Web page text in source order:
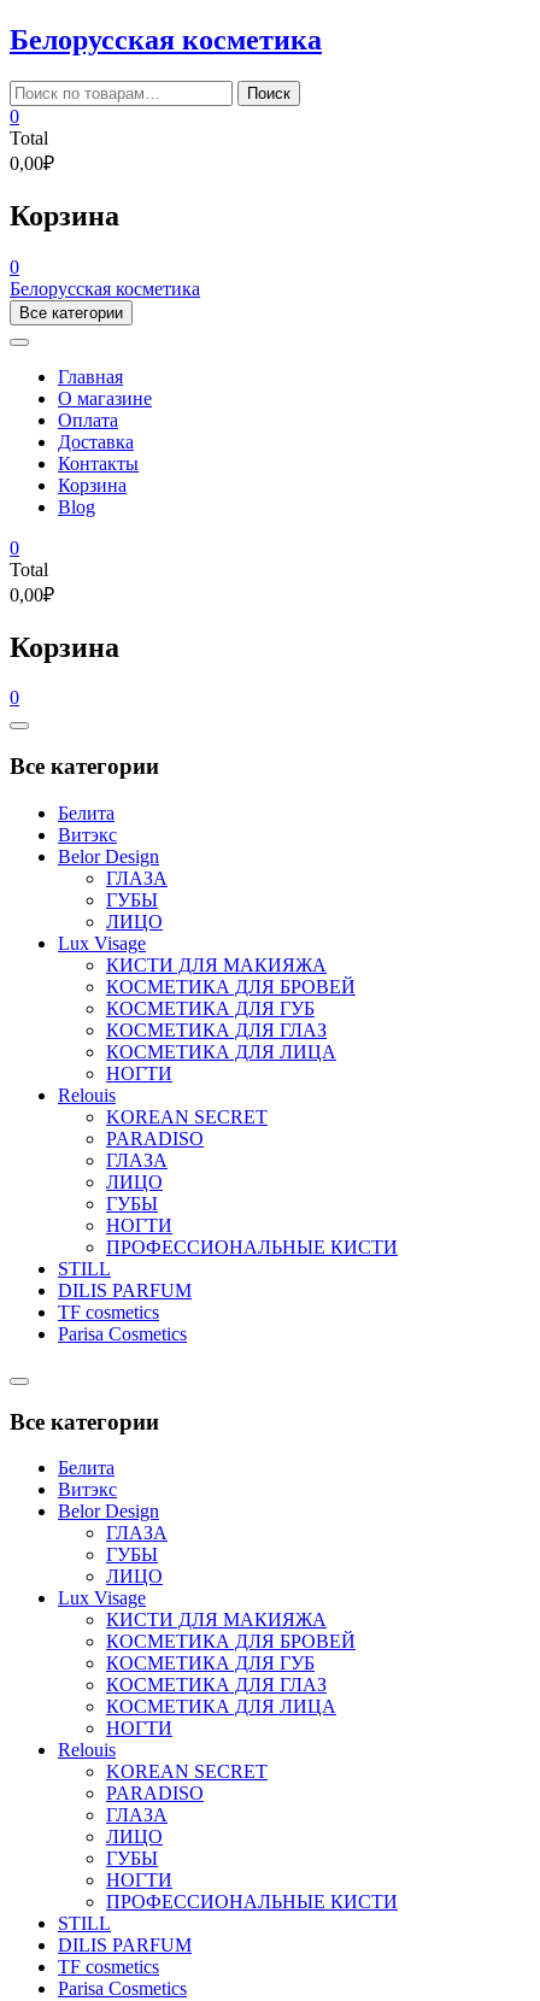
Skip
to
content
Белорусская косметика
Искать: Поиск
0
Total
0,00₽
Корзина
0
Белорусская косметика
Все категории
Главная
О магазине
Оплата
Доставка
Контакты
Корзина
Blog
0
Total
0,00₽
Корзина
0
Catalog
Все категории
Белита
Витэкс
Belor Design
ГЛАЗА
ГУБЫ
ЛИЦО
Lux Visage
КИСТИ ДЛЯ МАКИЯЖА
КОСМЕТИКА ДЛЯ БРОВЕЙ
КОСМЕТИКА ДЛЯ ГУБ
КОСМЕТИКА ДЛЯ ГЛАЗ
КОСМЕТИКА ДЛЯ ЛИЦА
НОГТИ
Relouis
KOREAN SECRET
PARADISO
ГЛАЗА
ЛИЦО
ГУБЫ
НОГТИ
ПРОФЕССИОНАЛЬНЫЕ КИСТИ
STILL
DILIS PARFUM
TF cosmetics
Parisa Cosmetics
Catalog
Все категории
Белита
Витэкс
Belor Design
ГЛАЗА
ГУБЫ
ЛИЦО
Lux Visage
КИСТИ ДЛЯ МАКИЯЖА
КОСМЕТИКА ДЛЯ БРОВЕЙ
КОСМЕТИКА ДЛЯ ГУБ
КОСМЕТИКА ДЛЯ ГЛАЗ
КОСМЕТИКА ДЛЯ ЛИЦА
НОГТИ
Relouis
KOREAN SECRET
PARADISO
ГЛАЗА
ЛИЦО
ГУБЫ
НОГТИ
ПРОФЕССИОНАЛЬНЫЕ КИСТИ
STILL
DILIS PARFUM
TF cosmetics
Parisa Cosmetics